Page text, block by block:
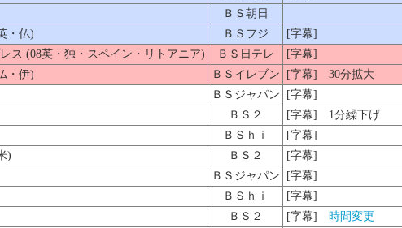
ＢＳ朝日
・仏) ＢＳフジ
[字幕]
ス (08英・独・スペイン・リトアニア) ＢＳ日テレ
[字幕]
・伊) ＢＳイレブン
[字幕] 30分拡大
ＢＳジャパン
[字幕]
ＢＳ２
[字幕] 1分繰下げ
ＢＳｈｉ
[字幕]
) ＢＳ２
[字幕]
ＢＳジャパン
[字幕]
ＢＳｈｉ
[字幕]
ＢＳ２ [字幕] 時間変更